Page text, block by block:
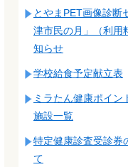
とやまPET画像診断
津市民の月」（利用
知らせ
学校給食予定献立表
ミラたん健康ポイ
施設一覧
特定健康診査受診券
て